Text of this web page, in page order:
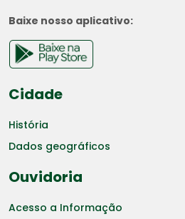
Baixe nosso aplicativo:
Cidade
História
Dados geográficos
Ouvidoria
Acesso a Informação